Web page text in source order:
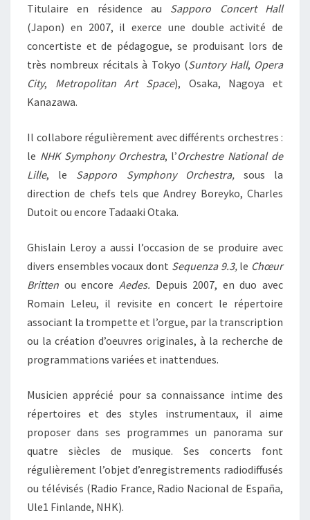
Titulaire en résidence au Sapporo Concert Hall
(Japon) en 2007, il exerce une double activité de
concertiste et de pédagogue, se produisant lors de
très nombreux récitals à Tokyo (Suntory Hall, Opera
City, Metropolitan Art Space), Osaka, Nagoya et
Kanazawa.
Il collabore régulièrement avec différents orchestres :
le NHK Symphony Orchestra, l’Orchestre National de
Lille, le Sapporo Symphony Orchestra,sous la
direction de chefs tels que Andrey Boreyko, Charles
Dutoit ou encore Tadaaki Otaka.
Ghislain Leroy a aussi l’occasion de se produire avec
divers ensembles vocaux dont Sequenza 9.3,le Chœur
Britten ou encore Aedes. Depuis 2007, en duo avec
Romain Leleu, il revisite en concert le répertoire
associant la trompette et l’orgue, par la transcription
ou la création d’oeuvres originales, à la recherche de
programmations variées et inattendues.
Musicien apprécié pour sa connaissance intime des
répertoires et des styles instrumentaux, il aime
proposer dans ses programmes un panorama sur
quatre siècles de musique. Ses concerts font
régulièrement l’objet d’enregistrements radiodiffusés
ou télévisés (Radio France, Radio Nacional de España,
Ule1 Finlande, NHK).